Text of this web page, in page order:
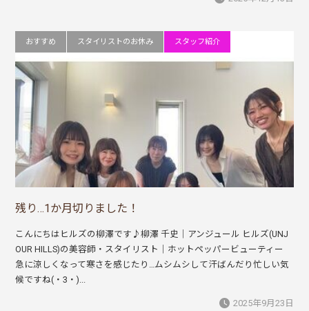
おすすめ スタイリストのお休み スタッフ紹介
残り…1か月切りました！
こんにちはヒルズの柳澤です♪柳澤 千史｜アンジュール ヒルズ(UNJ
OUR HILLS)の美容師・スタイリスト｜ホットペッパービューティー
急に涼しくなって寒さを感じたり…ムシムシして汗ばんだり忙しい気
候ですね(・3・)...
2025年9月23日